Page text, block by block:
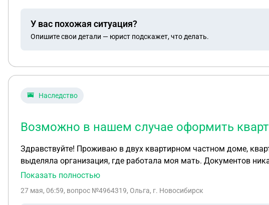
У вас похожая ситуация?
Опишите свои детали — юрист подскажет, что делать.
Наследство
Возможно в нашем случае оформить
Здравствуйте! Проживаю в двух квартирном частном доме,
выделяла организация, где работала моя мать. Документов
было. Теперь не могу оформить землю из-за того, что с
чтобы мне через суд признали квартиру блокированной
Показать полностью
27 мая, 06:59, вопрос №4964319, Ольга, г. Новосибирск